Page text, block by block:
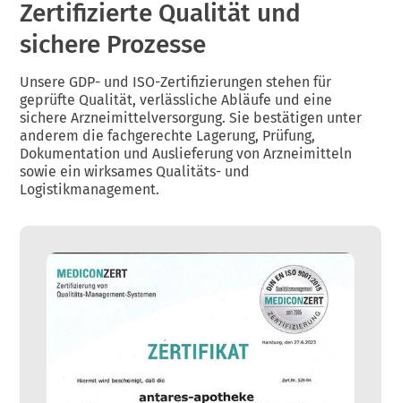
Zertifizierte Qualität und
sichere Prozesse
Unsere GDP- und ISO-Zertifizierungen stehen für
geprüfte Qualität, verlässliche Abläufe und eine
sichere Arzneimittelversorgung. Sie bestätigen unter
anderem die fachgerechte Lagerung, Prüfung,
Dokumentation und Auslieferung von Arzneimitteln
sowie ein wirksames Qualitäts- und
Logistikmanagement.